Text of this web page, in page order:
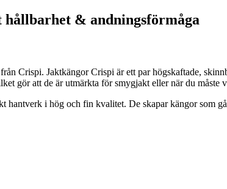
hållbarhet & andningsförmåga
Crispi. Jaktkängor Crispi är ett par högskaftade,
gör att de är utmärkta för smygjakt eller när du
i hög och fin kvalitet. De skapar kängor som